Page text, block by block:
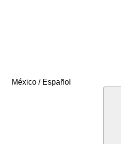
México / Español